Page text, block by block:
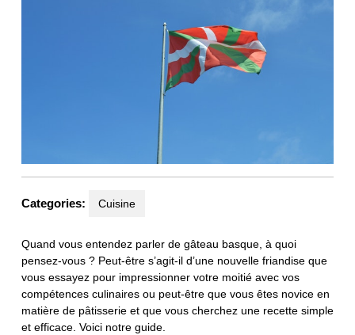
Categories: Cuisine
Quand vous entendez parler de gâteau basque, à quoi
pensez-vous ? Peut-être s’agit-il d’une nouvelle friandise que
vous essayez pour impressionner votre moitié avec vos
compétences culinaires ou peut-être que vous êtes novice en
matière de pâtisserie et que vous cherchez une recette simple
et efficace. Voici notre guide.